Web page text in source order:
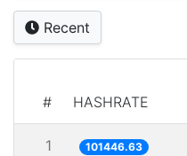
Recent
# HASHRATE
1 101446.63